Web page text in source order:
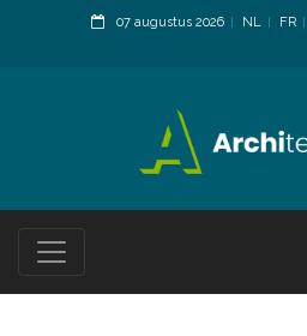
07 augustus 2026 NL FR